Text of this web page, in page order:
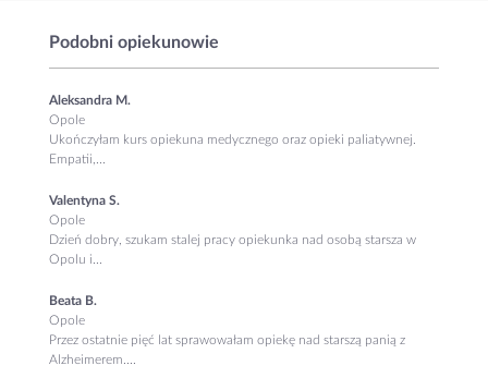
Podobni opiekunowie
Aleksandra M.
Opole
Ukończyłam kurs opiekuna medycznego oraz opieki paliatywnej.
Empatii,...
Valentyna S.
Opole
Dzień dobry, szukam stalej pracy opiekunka nad osobą starsza w
Opolu i...
Beata B.
Opole
Przez ostatnie pięć lat sprawowałam opiekę nad starszą panią z
Alzheimerem....